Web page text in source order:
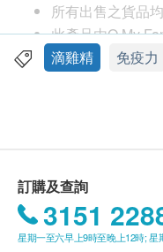
包裝
1盒6包，每包60ml
滴煉淬取並過濾
優質蛋白質與胺
所有出售之貨品
此產品由O My
圖片已獲O My
本地免費送貨服
HK$60運費。
我們將於確定訂
滴雞精 免疫力
訂購及查詢
3151
星期一至六早上9時至晚上12時; 星